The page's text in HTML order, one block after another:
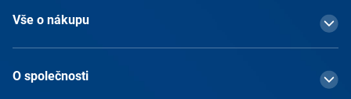
Vše o nákupu
O společnosti